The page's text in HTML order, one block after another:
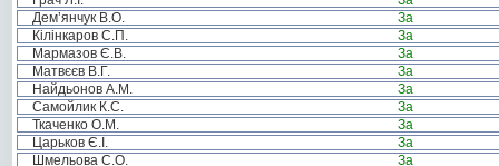
Дем’янчук В.О.
За
Кілінкаров С.П.
За
Мармазов Є.В.
За
Матвєєв В.Г.
За
Найдьонов А.М.
За
Самойлик К.С.
За
Ткаченко О.М.
За
Царьков Є.І.
За
Шмельова С.О.
За